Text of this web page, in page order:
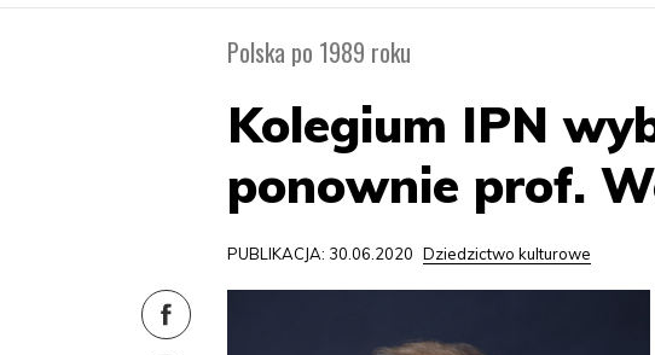
Polska po 1989 roku
Kolegium IPN
ponownie prof.
PUBLIKACJA: 30.06.2020 Dziedzictwo kulturowe